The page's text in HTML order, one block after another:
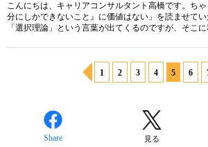
こんにちは、キャリアコンサルタント高橋です。ち
分にしかできないこと』に価値はない」を読ませて
「選択理論」という言葉が出てくるのですが、そこ
1 2 3 4 5 6
Share 見る